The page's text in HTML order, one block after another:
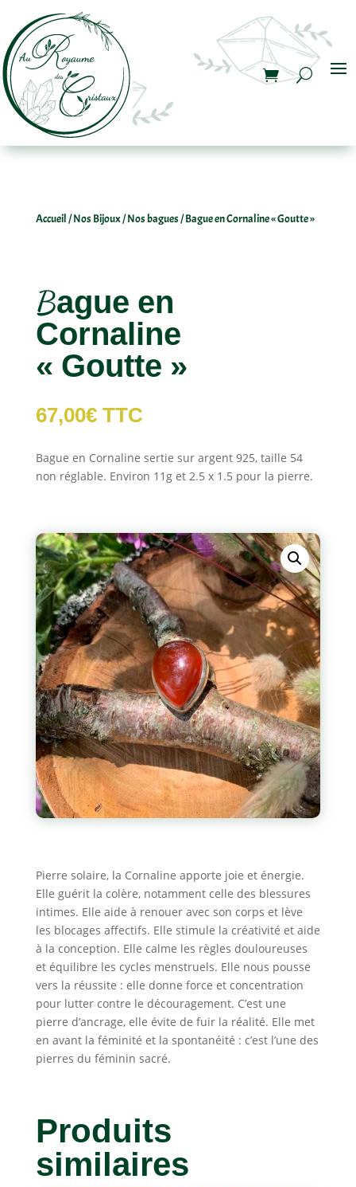
Accueil/Nos Bijoux/Nos bagues/ Bague en Cornaline « Goutte »
Bague en
Cornaline
« Goutte »
67,00€ TTC
Bague en Cornaline sertie sur argent 925, taille 54
non réglable. Environ 11g et 2.5 x 1.5 pour la pierre.
Pierre solaire, la Cornaline apporte joie et énergie.
Elle guérit la colère, notamment celle des blessures
intimes. Elle aide à renouer avec son corps et lève
les blocages affectifs. Elle stimule la créativité et aide
à la conception. Elle calme les règles douloureuses
et équilibre les cycles menstruels. Elle nous pousse
vers la réussite : elle donne force et concentration
pour lutter contre le découragement. C’est une
pierre d’ancrage, elle évite de fuir la réalité. Elle met
en avant la féminité et la spontanéité : c’est l’une des
pierres du féminin sacré.
Produits
similaires